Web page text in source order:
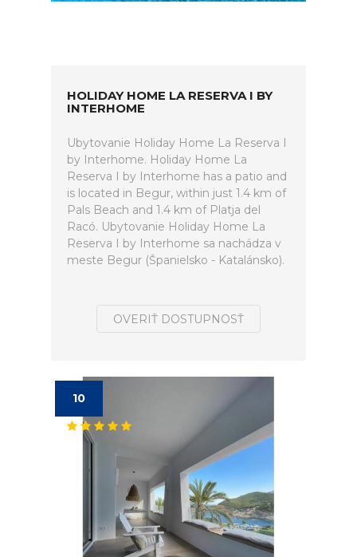
HOLIDAY HOME LA RESERVA I BY
INTERHOME
Ubytovanie Holiday Home La Reserva I
by Interhome. Holiday Home La
Reserva I by Interhome has a patio and
is located in Begur, within just 1.4 km of
Pals Beach and 1.4 km of Platja del
Racó. Ubytovanie Holiday Home La
Reserva I by Interhome sa nachádza v
meste Begur (Španielsko - Katalánsko).
OVERIŤ DOSTUPNOSŤ
10